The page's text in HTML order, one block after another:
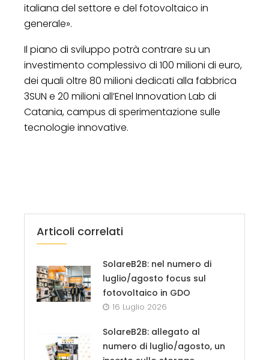
italiana del settore e del fotovoltaico in
generale».
Il piano di sviluppo potrà contrare su un
investimento complessivo di 100 milioni di euro,
dei quali oltre 80 milioni dedicati alla fabbrica
3SUN e 20 milioni all’Enel Innovation Lab di
Catania, campus di sperimentazione sulle
tecnologie innovative.
Articoli correlati
SolareB2B: nel numero di
luglio/agosto focus sul
fotovoltaico in GDO
16 Luglio 2026
SolareB2B: allegato al
numero di luglio/agosto, un